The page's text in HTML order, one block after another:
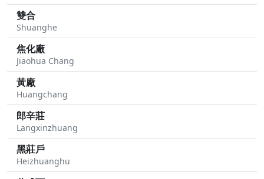
雙合
Shuanghe
焦化廠
Jiaohua Chang
黃廠
Huangchang
郎辛莊
Langxinzhuang
黑莊戶
Heizhuanghu